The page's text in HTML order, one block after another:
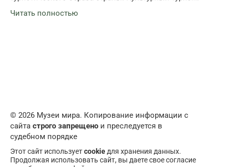
Читать полностью
© 2026 Музеи мира. Копирование информации с
сайта строго запрещено и преследуется в
судебном порядке
Этот сайт используетcookie для хранения данных.
Продолжая использовать сайт, вы даете свое согласие